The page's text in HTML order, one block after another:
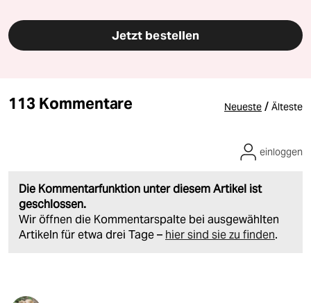
Jetzt bestellen
113 Kommentare Neueste / Älteste
Die Kommentarfunktion unter diesem Artikel ist
geschlossen.
Wir öffnen die Kommentarspalte bei ausgewählten
Artikeln für etwa drei Tage – hier sind sie zu finden.
einloggen